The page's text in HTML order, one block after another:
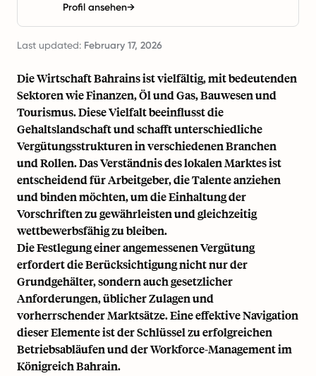
Profil ansehen→
Last updated: February 17, 2026
Die Wirtschaft Bahrains ist vielfältig, mit bedeutenden
Sektoren wie Finanzen, Öl und Gas, Bauwesen und
Tourismus. Diese Vielfalt beeinflusst die
Gehaltslandschaft und schafft unterschiedliche
Vergütungsstrukturen in verschiedenen Branchen
und Rollen. Das Verständnis des lokalen Marktes ist
entscheidend für Arbeitgeber, die Talente anziehen
und binden möchten, um die Einhaltung der
Vorschriften zu gewährleisten und gleichzeitig
wettbewerbsfähig zu bleiben.
Die Festlegung einer angemessenen Vergütung
erfordert die Berücksichtigung nicht nur der
Grundgehälter, sondern auch gesetzlicher
Anforderungen, üblicher Zulagen und
vorherrschender Marktsätze. Eine effektive Navigation
dieser Elemente ist der Schlüssel zu erfolgreichen
Betriebsabläufen und der Workforce-Management im
Königreich Bahrain.